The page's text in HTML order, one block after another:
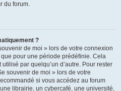
du forum.
?
de moi » lors de votre connexion
pour une période prédéfinie. Cela
par quelqu’un d’autre. Pour rester
souvenir de moi » lors de votre
si vous accédez au forum
librairie, un cybercafé, une université,